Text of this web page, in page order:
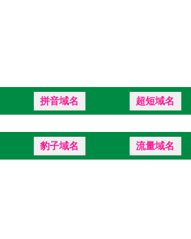
拼音域名 超短域名
豹子域名 流量域名